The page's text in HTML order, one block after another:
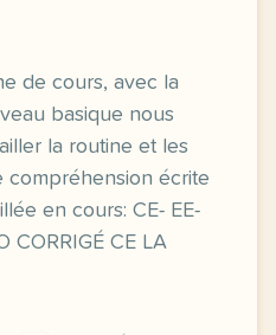
de cours, avec la
basique nous
la routine et les
compréhension écrite
en cours: CE- EE-
CORRIGÉ CE LA